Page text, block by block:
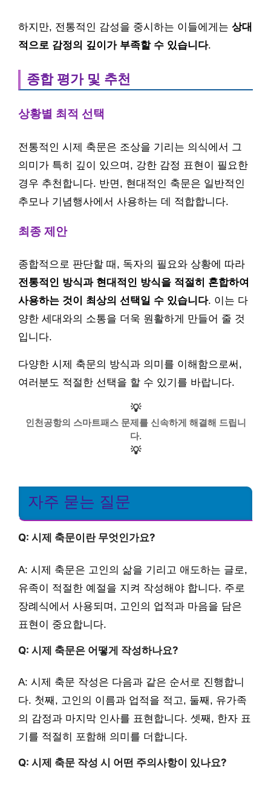
하지만, 전통적인 감성을 중시하는 이들에게는 상대
적으로 감정의 깊이가 부족할 수 있습니다.
종합 평가 및 추천
상황별 최적 선택
전통적인 시제 축문은 조상을 기리는 의식에서 그
의미가 특히 깊이 있으며, 강한 감정 표현이 필요한
경우 추천합니다. 반면, 현대적인 축문은 일반적인
추모나 기념행사에서 사용하는 데 적합합니다.
최종 제안
종합적으로 판단할 때, 독자의 필요와 상황에 따라
전통적인 방식과 현대적인 방식을 적절히 혼합하여
사용하는 것이 최상의 선택일 수 있습니다. 이는 다
양한 세대와의 소통을 더욱 원활하게 만들어 줄 것
입니다.
다양한 시제 축문의 방식과 의미를 이해함으로써,
여러분도 적절한 선택을 할 수 있기를 바랍니다.
💡
인천공항의 스마트패스 문제를 신속하게 해결해 드립니
다.
💡
자주 묻는 질문
Q: 시제 축문이란 무엇인가요?
A: 시제 축문은 고인의 삶을 기리고 애도하는 글로,
유족이 적절한 예절을 지켜 작성해야 합니다. 주로
장례식에서 사용되며, 고인의 업적과 마음을 담은
표현이 중요합니다.
Q: 시제 축문은 어떻게 작성하나요?
A: 시제 축문 작성은 다음과 같은 순서로 진행합니
다. 첫째, 고인의 이름과 업적을 적고, 둘째, 유가족
의 감정과 마지막 인사를 표현합니다. 셋째, 한자 표
기를 적절히 포함해 의미를 더합니다.
Q: 시제 축문 작성 시 어떤 주의사항이 있나요?